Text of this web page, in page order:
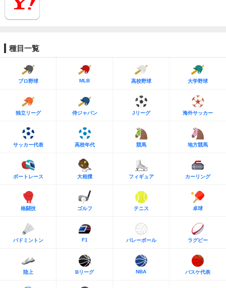
種目一覧
プロ野球 MLB 高校野球 大学野球
独立リーグ 侍ジャパン Jリーグ 海外サッカー
サッカー代表 高校年代 競馬 地方競馬
ボートレース 大相撲 フィギュア カーリング
格闘技 ゴルフ テニス 卓球
バドミントン F1 バレーボール ラグビー
陸上 Bリーグ NBA バスケ代表